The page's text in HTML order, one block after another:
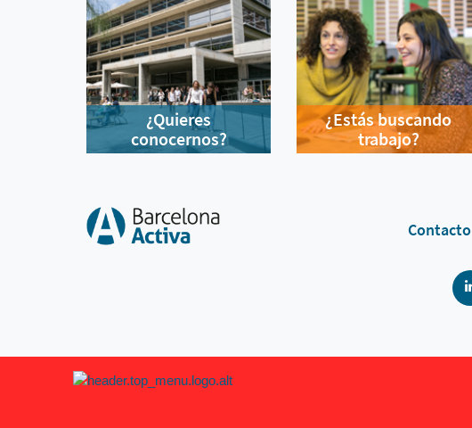
¿Quieres
conocernos?
¿Estás buscando
trabajo?
Contacto